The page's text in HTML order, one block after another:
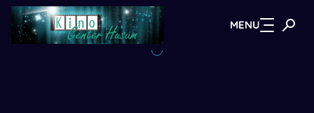
Zum Hauptinhalt springen MENU